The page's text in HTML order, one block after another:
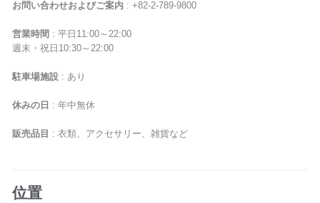
お問い合わせおよびご案内 : +82-2-789-9800
営業時間 : 平日11:00～22:00
週末・祝日10:30～22:00
駐車場施設 : あり
休みの日 : 年中無休
販売品目 : 衣類、アクセサリー、雑貨など
位置